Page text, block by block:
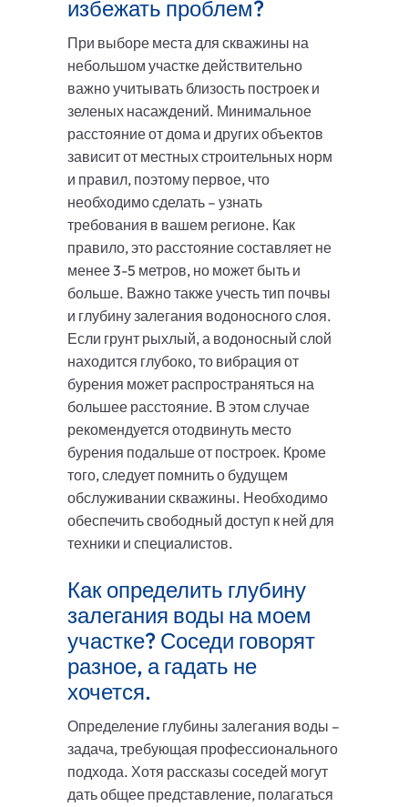
избежать проблем?
При выборе места для скважины на
небольшом участке действительно
важно учитывать близость построек и
зеленых насаждений. Минимальное
расстояние от дома и других объектов
зависит от местных строительных норм
и правил, поэтому первое, что
необходимо сделать – узнать
требования в вашем регионе. Как
правило, это расстояние составляет не
менее 3-5 метров, но может быть и
больше. Важно также учесть тип почвы
и глубину залегания водоносного слоя.
Если грунт рыхлый, а водоносный слой
находится глубоко, то вибрация от
бурения может распространяться на
большее расстояние. В этом случае
рекомендуется отодвинуть место
бурения подальше от построек. Кроме
того, следует помнить о будущем
обслуживании скважины. Необходимо
обеспечить свободный доступ к ней для
техники и специалистов.
Как определить глубину
залегания воды на моем
участке? Соседи говорят
разное, а гадать не
хочется.
Определение глубины залегания воды –
задача, требующая профессионального
подхода. Хотя рассказы соседей могут
дать общее представление, полагаться